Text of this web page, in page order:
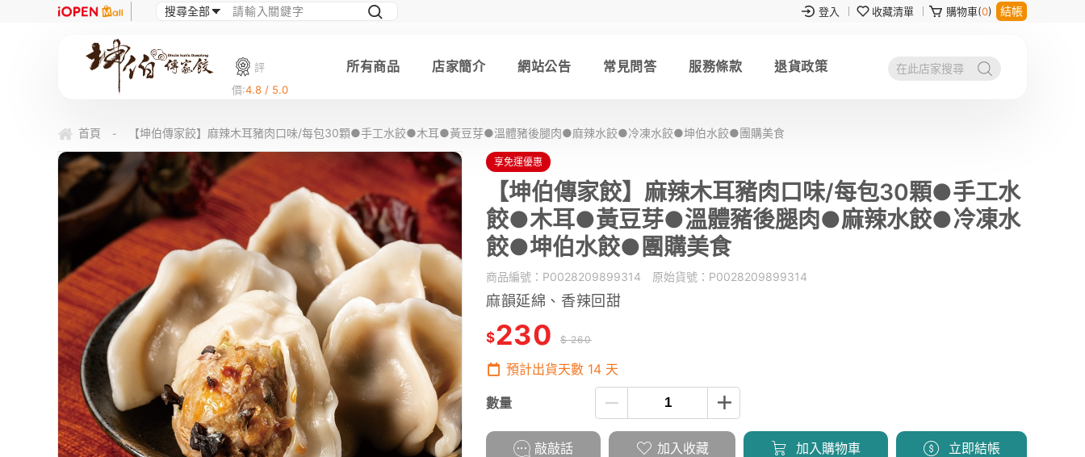
登入 收藏清單 購物車(0) 結帳
評
價:4.8 / 5.0
所有商品 店家簡介 網站公告 常見問答 服務條款 退貨政策
首頁 - 【坤伯傳家餃】麻辣木耳豬肉口味/每包30顆●手工水餃●木耳●黃豆芽●溫體豬後腿肉●麻辣水餃●冷凍水餃●坤伯水餃●團購美食
享免運優惠
【坤伯傳家餃】麻辣木耳豬肉口味/每包30顆●手工水
餃●木耳●黃豆芽●溫體豬後腿肉●麻辣水餃●冷凍水
餃●坤伯水餃●團購美食
商品編號： P0028209899314 原始貨號： P0028209899314
麻韻延綿、香辣回甜
$230 $ 260
預計出貨天數 14 天
數量
敲敲話 加入收藏 加入購物車 立即結帳